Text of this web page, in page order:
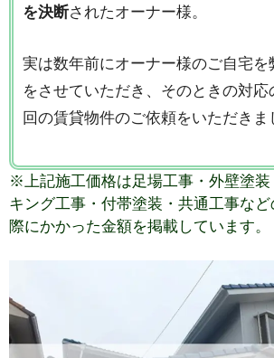
を決断されたオーナー様。
実は数年前にオーナー様のご自宅を
をさせていただき、そのときの対応
回の賃貸物件のご依頼をいただきま
※上記施工価格は足場工事・外壁塗装
キング工事・付帯塗装・共通工事な
際にかかった金額を掲載しています。